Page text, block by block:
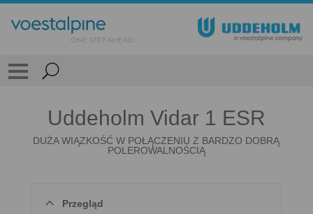
Uddeholm Vidar 1 ESR
DUŻA WIĄZKOŚĆ W POŁĄCZENIU Z BARDZO DOBRĄ
POLEROWALNOŚCIĄ
Przegląd